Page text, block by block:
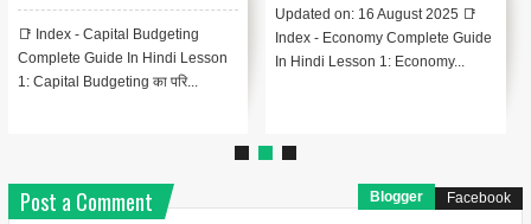
📑 Index - Capital Budgeting
Complete Guide In Hindi Lesson
1: Capital Budgeting का परि...
Updated on: 16 August 2025 📑
Index - Economy Complete Guide
In Hindi Lesson 1: Economy...
Post a Comment Blogger Facebook